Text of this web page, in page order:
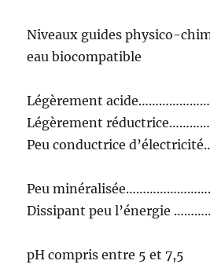
Niveaux guides physico-
eau biocompatible
Légèrement
Légèrement
Peu conductrice
Peu
Dissipant peu l’énergie
pH compris entre 5 et 7,5